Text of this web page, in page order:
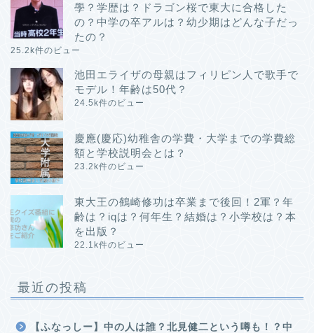
學？学歴は？ドラゴン桜で東大に合格した
の？中学の卒アルは？幼少期はどんな子だっ
たの？
25.2k件のビュー
池田エライザの母親はフィリピン人で歌手で
モデル！年齢は50代？
24.5k件のビュー
慶應(慶応)幼稚舎の学費・大学までの学費総
額と学校説明会とは？
23.2k件のビュー
東大王の鶴崎修功は卒業まで後回！2軍？年
齢は？iqは？何年生？結婚は？小学校は？本
を出版？
22.1k件のビュー
最近の投稿
【ふなっしー】中の人は誰？北見健二という噂も！？中